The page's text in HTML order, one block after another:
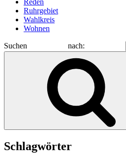
Reden
Ruhrgebiet
Wahlkreis
Wohnen
Suchen nach:
Schlagwörter